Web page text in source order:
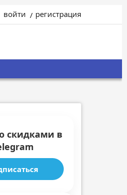
войти регистрация
скидками в